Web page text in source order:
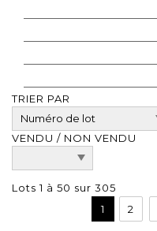
TRIER PAR
VENDU / NON VENDU
Lots 1 à 50 sur 305
1
2